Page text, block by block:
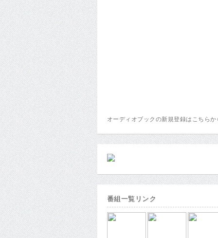
オーディオブックの新規登録はこちら
番組一覧リンク